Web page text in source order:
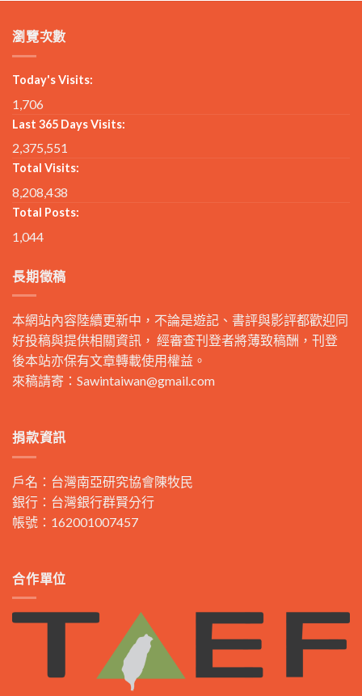
瀏覽次數
Today's Visits:
1,706
Last 365 Days Visits:
2,375,551
Total Visits:
8,208,438
Total Posts:
1,044
長期徵稿
本網站內容陸續更新中，不論是遊記、書評與影評都歡迎同
好投稿與提供相關資訊， 經審查刊登者將薄致稿酬，刊登
後本站亦保有文章轉載使用權益。
來稿請寄： Sawintaiwan@gmail.com
捐款資訊
戶名：台灣南亞研究協會陳牧民
銀行：台灣銀行群賢分行
帳號：162001007457
合作單位